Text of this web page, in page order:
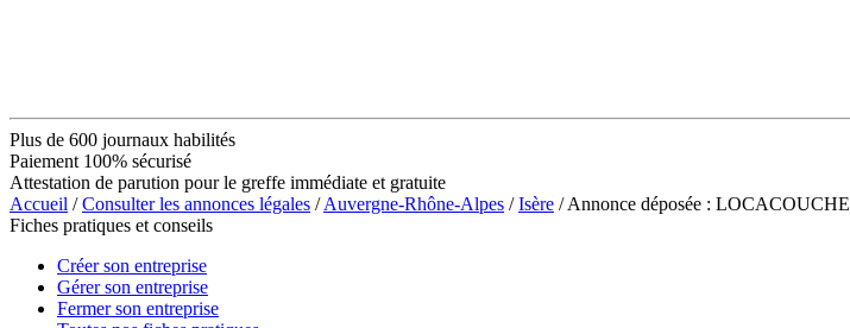
Plus de 600 journaux habilités
Paiement 100% sécurisé
Attestation de parution pour le greffe immédiate et gratuite
Accueil /Consulter les annonces légales /Auvergne-Rhône-Alpes /Isère / Annonce déposée : LOCACOUCHE
Fiches pratiques et conseils
Créer son entreprise
Gérer son entreprise
Fermer son entreprise